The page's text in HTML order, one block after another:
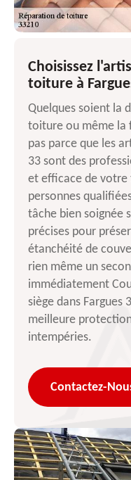
Choisissez
toiture à
Quelques soient la
toiture ou même la
pas parce que les
33 sont des
et efficace de votre
personnes
tâche bien soignée
précises pour
étanchéité de
rien même un
immédiatement
siège dans Fargues
meilleure
intempéries.
Contactez-